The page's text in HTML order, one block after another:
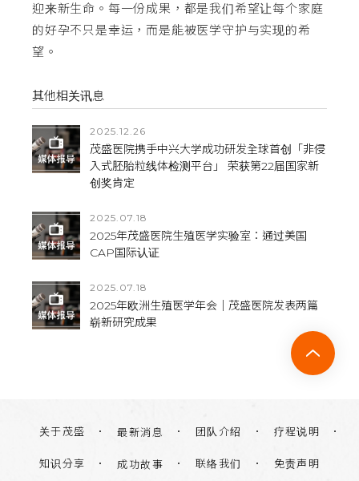
迎来新生命。每一份成果，都是我们希望让每个家庭
的好孕不只是幸运，而是能被医学守护与实现的希
望。
其他相关讯息
2025.12.26
茂盛医院携手中兴大学成功研发全球首创「非侵
入式胚胎粒线体检测平台」 荣获第22届国家新
创奖肯定
2025.07.18
2025年茂盛医院生殖医学实验室：通过美国
CAP国际认证
2025.07.18
2025年欧洲生殖医学年会｜茂盛医院发表两篇
崭新研究成果
关于茂盛 最新消息 团队介绍 疗程说明
知识分享 成功故事 联络我们 免责声明